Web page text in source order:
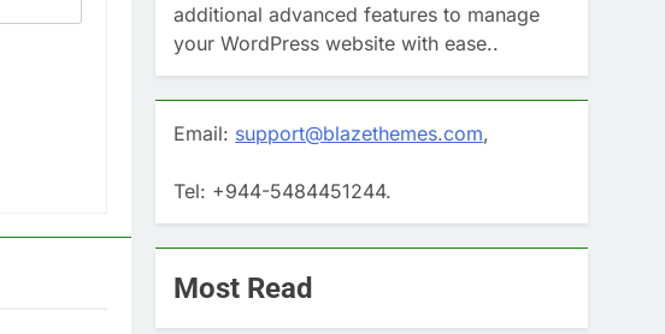
additional advanced features to manage
your WordPress website with ease..
Email: support@blazethemes.com,
Tel: +944-5484451244.
Most Read